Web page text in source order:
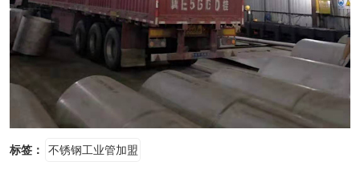
标签： 不锈钢工业管加盟